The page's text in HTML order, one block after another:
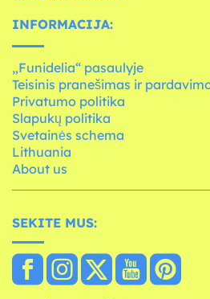
INFORMACIJA:
„Funidelia“ pasaulyje
Teisinis pranešimas ir
Privatumo politika
Slapukų politika
Svetainės schema
Lithuania
About us
SEKITE MUS: